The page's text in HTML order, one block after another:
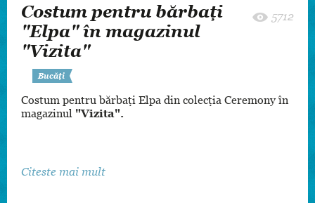
Costum pentru bărbați
"Elpa" în magazinul
"Vizita"
5712
Bucăți
Costum pentru bărbaţi Elpa din colecţia Ceremony în
magazinul "Vizita".
Citeste mai mult